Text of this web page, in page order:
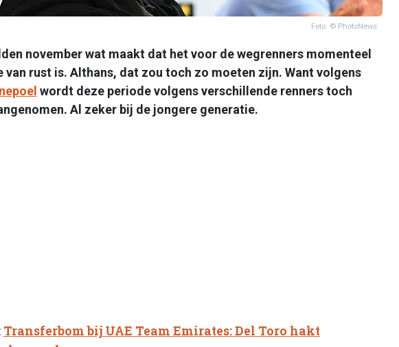
Foto: © PhotoNews
november wat maakt dat het voor de wegrenners momenteel
van rust is. Althans, dat zou toch zo moeten zijn. Want volgens
wordt deze periode volgens verschillende renners toch
Al zeker bij de jongere generatie.
Transferbom bij UAE Team Emirates: Del Toro hakt